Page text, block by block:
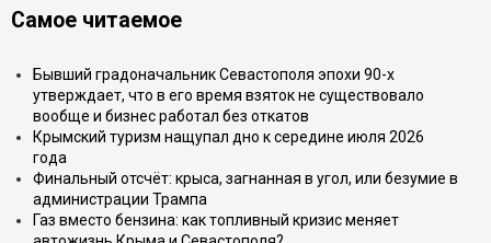
Самое читаемое
Бывший градоначальник Севастополя эпохи 90-х
утверждает, что в его время взяток не существовало
вообще и бизнес работал без откатов
Крымский туризм нащупал дно к середине июля 2026
года
Финальный отсчёт: крыса, загнанная в угол, или безумие в
администрации Трампа
Газ вместо бензина: как топливный кризис меняет